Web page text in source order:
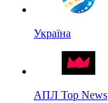
Україна
АПЛ Top News